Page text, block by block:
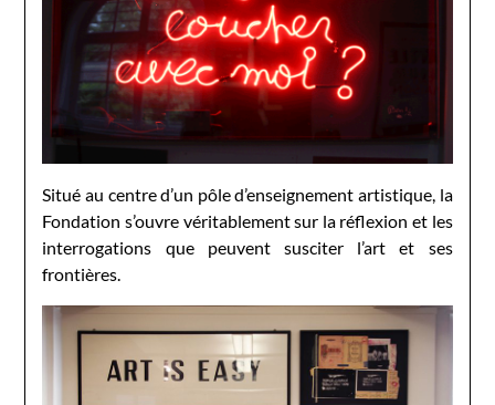
Situé au centre d’un pôle d’enseignement artistique, la
Fondation s’ouvre véritablement sur la réflexion et les
interrogations que peuvent susciter l’art et ses
frontières.